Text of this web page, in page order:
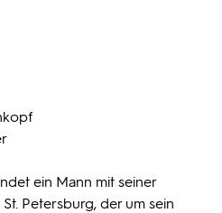
ein Mann mit seiner
Petersburg, der um sein